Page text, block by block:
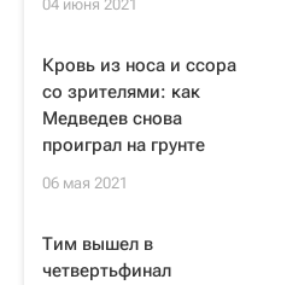
04 июня 2021
Кровь из носа и ссора
со зрителями: как
Медведев снова
проиграл на грунте
06 мая 2021
Тим вышел в
четвертьфинал